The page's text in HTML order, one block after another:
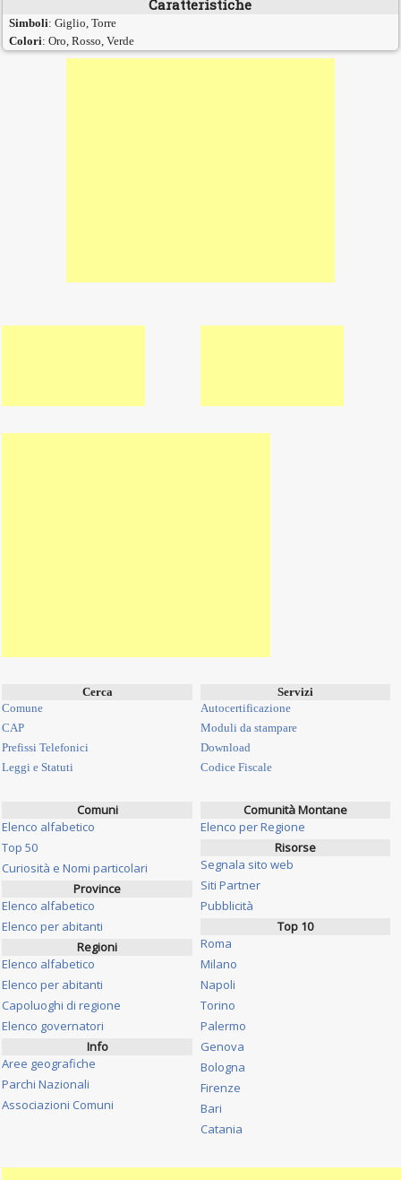
Caratteristiche
Simboli: Giglio, Torre
Colori: Oro, Rosso, Verde
Cerca
Comune
CAP
Prefissi Telefonici
Leggi e Statuti
Servizi
Autocertificazione
Moduli da stampare
Download
Codice Fiscale
Comuni
Elenco alfabetico
Top 50
Curiosità e Nomi particolari
Province
Elenco alfabetico
Elenco per abitanti
Regioni
Elenco alfabetico
Elenco per abitanti
Capoluoghi di regione
Elenco governatori
Info
Aree geografiche
Parchi Nazionali
Associazioni Comuni
Comunità Montane
Elenco per Regione
Risorse
Segnala sito web
Siti Partner
Pubblicità
Top 10
Roma
Milano
Napoli
Torino
Palermo
Genova
Bologna
Firenze
Bari
Catania